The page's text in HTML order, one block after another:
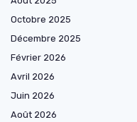
Octobre 2025
Décembre 2025
Février 2026
Avril 2026
Juin 2026
Août 2026